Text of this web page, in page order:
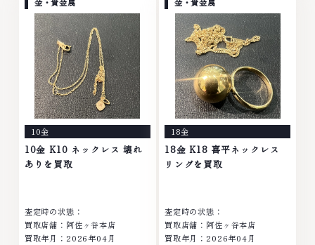
類 お酒買取りのことなら、お任
せくださいなかでも金・プラチナ
等のアクセサリー・貴金属・宝
石・ダイヤモンド・ジュエリーや
ブランド品・時計等は特に自信を
持って、高額査定を実現しており
ます。 古くて使わなくなってし
まったアクセサリー、動かなくな
ってしまった腕時計、多くのお品
物の高価買取りを実現しており、
他店ではお値段の付かなかったお
品物でも、一点一点丁寧に無料で
中無休
任せくださいなかでも金・プラチ
ナ等のアクセサリー・貴金属・宝
石・ダイヤモンド・ジュエリーや
ブランド品・時計等は特に自信を
持って、高額査定を実現しており
ます。 古くて使わなくなってし
まったアクセサリー、動かなくな
ってしまった腕時計、多くのお品
物の高価買取りを実現しており、
他店ではお値段の付かなかったお
品物でも、一点一点丁寧に無料で
査定します。お気軽にご連絡くだ
金・貴金属
10金
10金 K10 ネックレス 壊れ
ありを買取
査定時の状態：
買取店舗：阿佐ヶ谷本店
買取年月：2026年04月
金・貴金属
18金
18金 K18 喜平ネックレス
リングを買取
査定時の状態：
買取店舗：阿佐ヶ谷本店
買取年月：2026年04月